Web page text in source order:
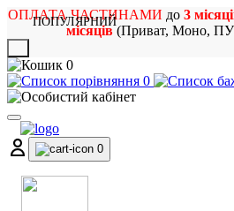
ОПЛАТА ЧАСТИНАМИ до 3
місяців(Приват, Моно,
0
0
0
ПОПУЛЯРНИЙ